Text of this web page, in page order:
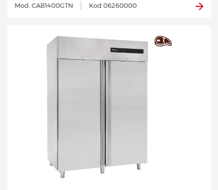
Mod. CAB1400GTN Kod 06260000